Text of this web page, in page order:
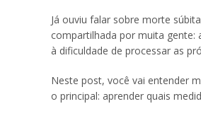
Já ouviu falar sobre morte
compartilhada por muita gente:
à dificuldade de processar as
Neste post, você vai entender
o principal: aprender quais